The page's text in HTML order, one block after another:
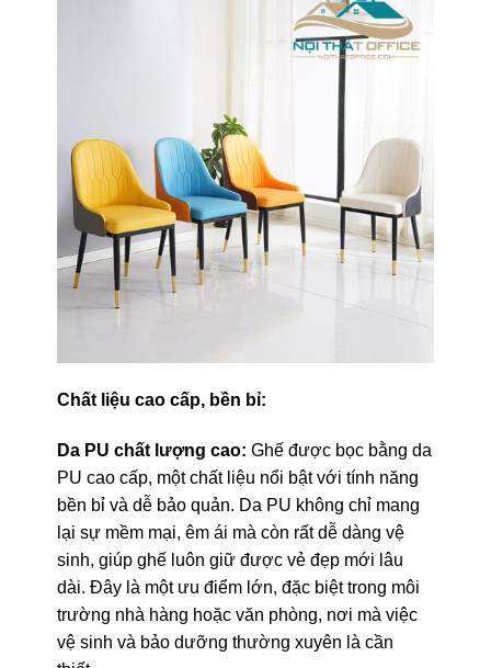
Chất liệu cao cấp, bền bỉ:
Da PU chất lượng cao: Ghế được bọc bằng da
PU cao cấp, một chất liệu nổi bật với tính năng
bền bỉ và dễ bảo quản. Da PU không chỉ mang
lại sự mềm mại, êm ái mà còn rất dễ dàng vệ
sinh, giúp ghế luôn giữ được vẻ đẹp mới lâu
dài. Đây là một ưu điểm lớn, đặc biệt trong môi
trường nhà hàng hoặc văn phòng, nơi mà việc
vệ sinh và bảo dưỡng thường xuyên là cần